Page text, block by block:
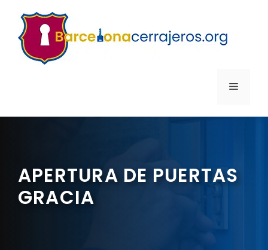
contenido
MENÚ
APERTURA DE PUERTAS
GRACIA